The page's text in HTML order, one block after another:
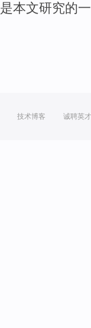
是本文研究的
技术博客 诚聘英才